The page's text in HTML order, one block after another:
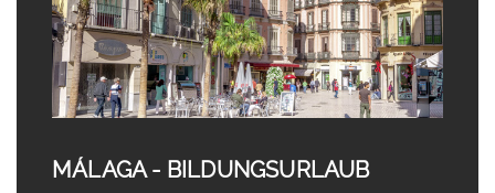
MÁLAGA - BILDUNGSURLAUB